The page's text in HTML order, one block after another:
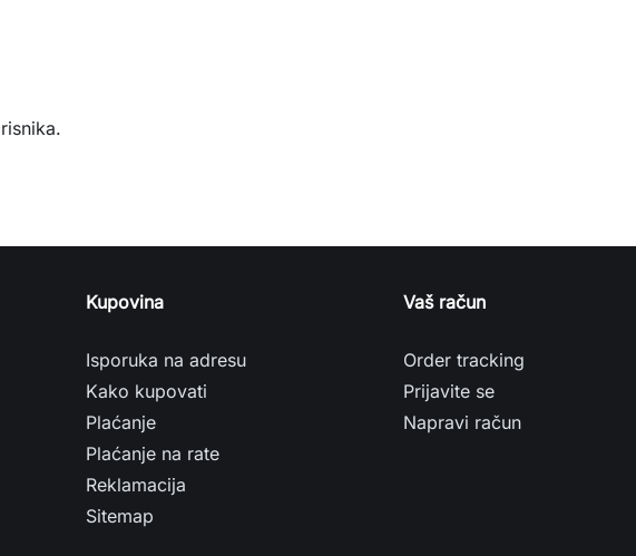
Kupovina
Isporuka na adresu
Kako kupovati
Plaćanje
Plaćanje na rate
Reklamacija
Sitemap
Vaš račun
Order tracking
Prijavite se
Napravi račun